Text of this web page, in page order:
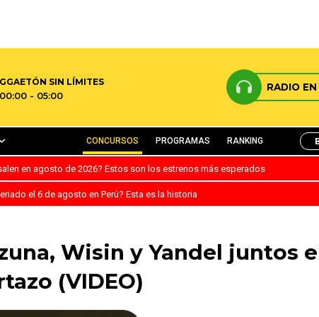
SIN LÍMITES
00:00 - 05:00
RADIO
CONCURSOS PROGRAMAS RANKING
en agosto de 2026? Estos son los estrenos más esperados
el 6 de agosto en Perú? Esta es la historia
Wisin y Yandel juntos
(VIDEO)